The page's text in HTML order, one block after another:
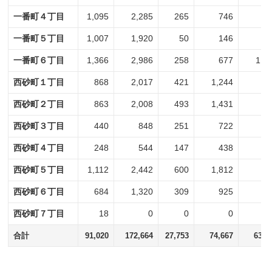
一番町４丁目 1,095 2,285 265 746
一番町５丁目 1,007 1,920 50 146
一番町６丁目 1,366 2,986 258 677
西砂町１丁目 868 2,017 421 1,244
西砂町２丁目 863 2,008 493 1,431
西砂町３丁目 440 848 251 722
西砂町４丁目 248 544 147 438
西砂町５丁目 1,112 2,442 600 1,812
西砂町６丁目 684 1,320 309 925
西砂町７丁目 18 0 0 0
合計 91,020 172,664 27,753 74,667